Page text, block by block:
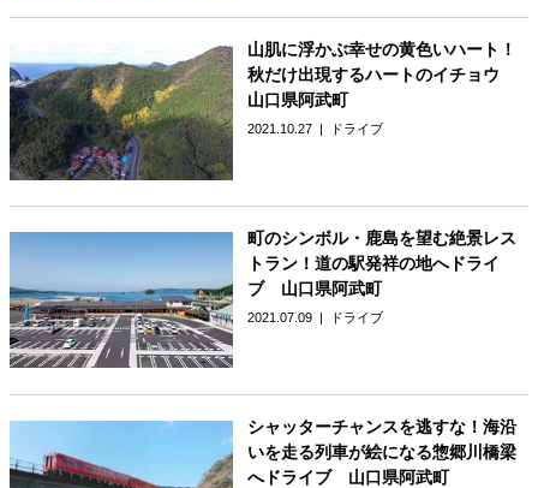
山肌に浮かぶ幸せの黄色いハート！
秋だけ出現するハートのイチョウ
山口県阿武町
2021.10.27 ドライブ
町のシンボル・鹿島を望む絶景レス
トラン！道の駅発祥の地へドライ
ブ 山口県阿武町
2021.07.09 ドライブ
シャッターチャンスを逃すな！海沿
いを走る列車が絵になる惣郷川橋梁
へドライブ 山口県阿武町